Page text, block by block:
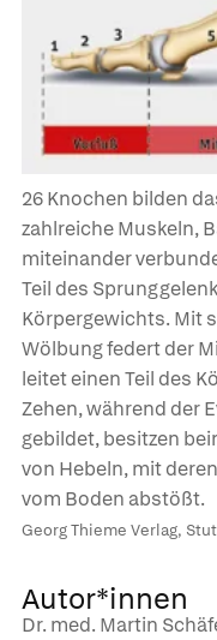
26 Knochen bilden
zahlreiche Muskeln,
miteinander
Teil des
Körpergewichts. Mit
Wölbung federt der
leitet einen Teil des
Zehen, während der
gebildet, besitzen
von Hebeln, mit
vom Boden abstößt.
Georg Thieme Verlag,
Autor*innen
Dr. med. Martin